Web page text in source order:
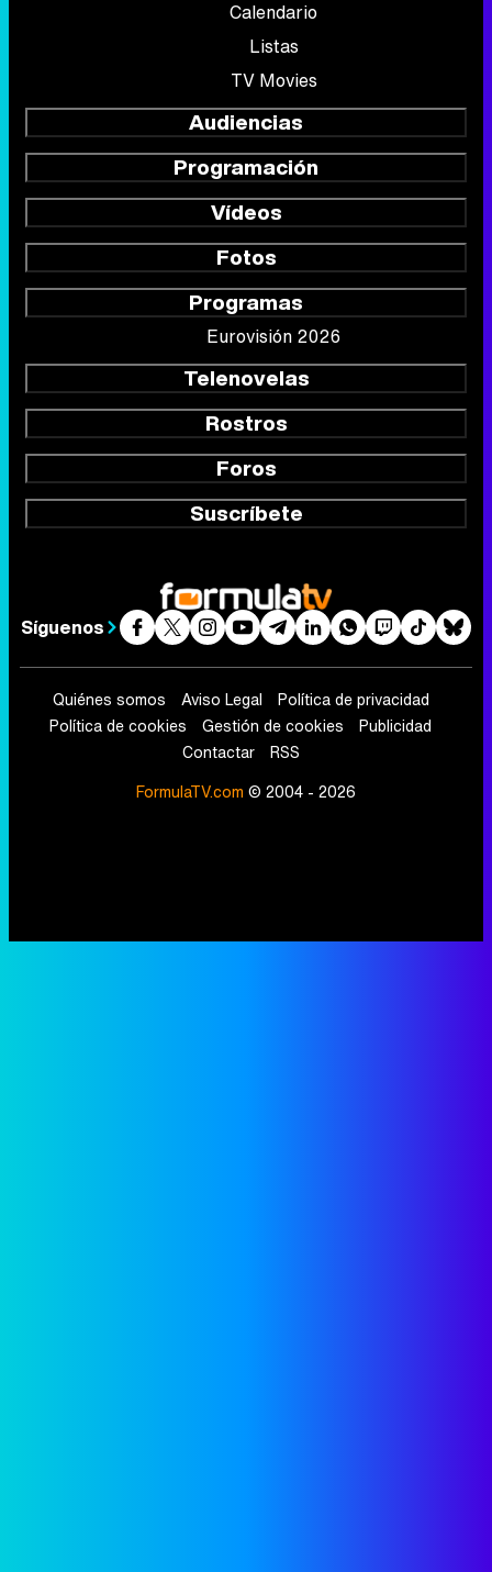
Calendario
Listas
TV Movies
Audiencias
Programación
Vídeos
Fotos
Programas
Eurovisión 2026
Telenovelas
Rostros
Foros
Suscríbete
Síguenos
Quiénes somos Aviso Legal
Política de privacidad
Política de cookies
Gestión de cookies
Publicidad
Contactar
RSS
FormulaTV.com © 2004 - 2026